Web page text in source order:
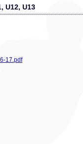
U12, U13
17.pdf